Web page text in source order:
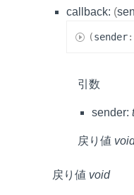
callback: (
(sender:
引数
sender:
戻り値
戻り値 void